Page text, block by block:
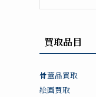
買取品目
骨董品買取
絵画買取